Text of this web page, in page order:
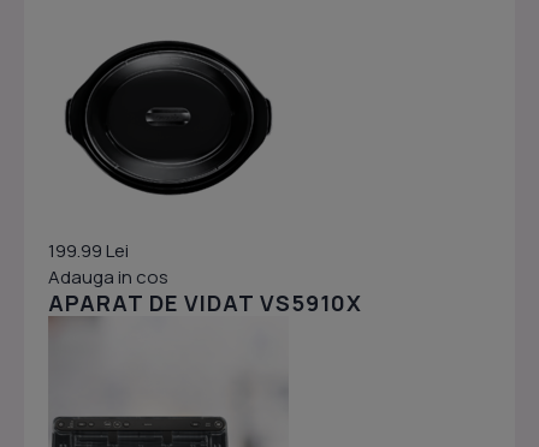
199.99 Lei
Adauga in cos
APARAT DE VIDAT VS5910X